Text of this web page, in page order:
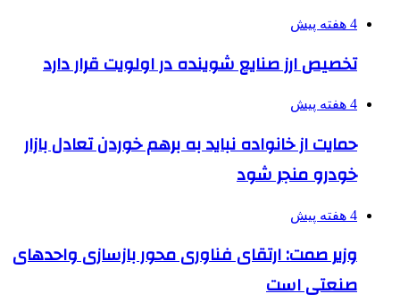
4 هفته پیش
تخصیص ارز صنایع شوینده در اولویت قرار دارد
4 هفته پیش
حمایت از خانواده نباید به برهم خوردن تعادل بازار
خودرو منجر شود
4 هفته پیش
وزیر صمت: ارتقای فناوری محور بازسازی واحدهای
صنعتی است